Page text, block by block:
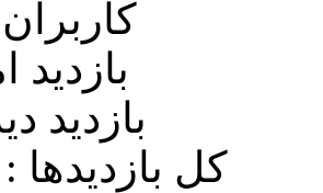
کاربران
بازدید
بازدید
کل بازدیدها : 1090567